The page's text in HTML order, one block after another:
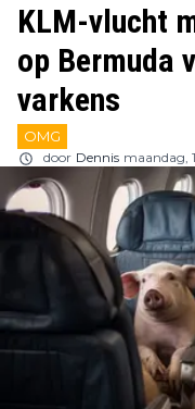
KLM-vlucht
op Bermuda
varkens
OMG
door Dennis maandag,